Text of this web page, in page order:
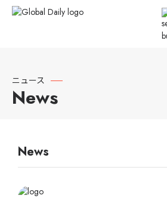
ニュース
News
News